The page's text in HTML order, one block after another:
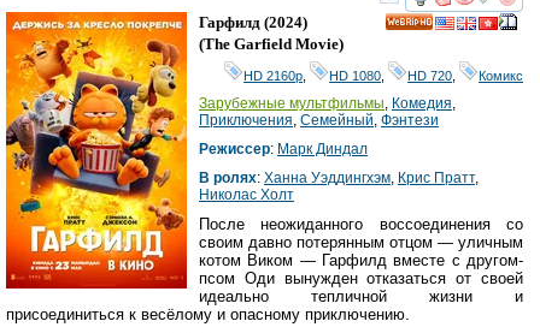
смотреть
Гарфилд (2024)
(The Garfield Movie)
HD 2160р HD 1080 HD 720 Комикс
Зарубежные мультфильмы Комедия
Приключения Семейный Фэнтези
Режиссер: Марк Диндал
В ролях: Ханна Уэддингхэм Крис Пратт,
Николас Холт
После неожиданного воссоединения со
своим давно потерянным отцом — уличным
котом Виком — Гарфилд вместе с другом-
псом Оди вынужден отказаться от своей
идеально тепличной жизни и
присоединиться к весёлому и опасному приключению.